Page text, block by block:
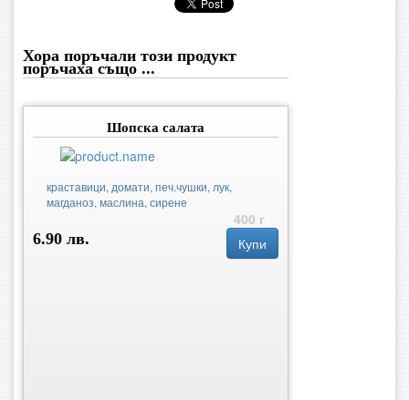
Хора поръчали този продукт
поръчаха също ...
Шопска салата
краставици, домати, печ.чушки, лук,
магданоз, маслина, сирене
400 г
6.90 лв.
Купи